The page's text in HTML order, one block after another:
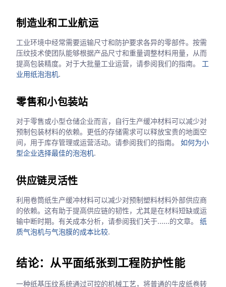
制造业和工业航运
工业环境中经常需要运输尺寸和防护要求各异的零部件。按需
压纹技术使团队能够根据产品尺寸和重量调整材料用量，从而
提高包装精度。对于大批量工业运营，请参阅我们的指南。 工
业用纸泡泡机.
零售和小包装站
对于零售或小型仓储企业而言，自行生产缓冲材料可以减少对
预制包装材料的依赖。更低的存储需求可以释放宝贵的地面空
间，用于库存管理或运营活动。请参阅我们的指南。如何为小
型企业选择最佳的泡泡机.
供应链灵活性
利用卷筒纸生产缓冲材料可以减少对预制塑料材料外部供应商
的依赖。这有助于提高供应链的韧性，尤其是在材料短缺或运
输中断时期。有关成本分析，请参阅我们关于……的文章。纸
质气泡机与气泡膜的成本比较.
结论：从平面纸张到工程防护性能
一种纸基压纹系统通过可控的机械工艺，将普通的牛皮纸卷转